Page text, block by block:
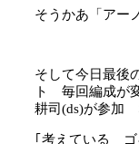
そうかあ「アー
そして今日最後
ト 毎回編成が
耕司(ds)が参加
｢考えている ゴ